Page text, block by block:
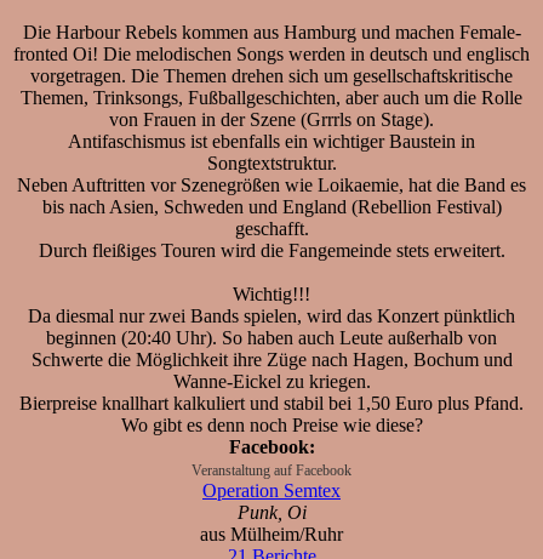
Die Harbour Rebels kommen aus Hamburg und machen Female-
fronted Oi! Die melodischen Songs werden in deutsch und englisch
vorgetragen. Die Themen drehen sich um gesellschaftskritische
Themen, Trinksongs, Fußballgeschichten, aber auch um die Rolle
von Frauen in der Szene (Grrrls on Stage).
Antifaschismus ist ebenfalls ein wichtiger Baustein in
Songtextstruktur.
Neben Auftritten vor Szenegrößen wie Loikaemie, hat die Band es
bis nach Asien, Schweden und England (Rebellion Festival)
geschafft.
Durch fleißiges Touren wird die Fangemeinde stets erweitert.
Wichtig!!!
Da diesmal nur zwei Bands spielen, wird das Konzert pünktlich
beginnen (20:40 Uhr). So haben auch Leute außerhalb von
Schwerte die Möglichkeit ihre Züge nach Hagen, Bochum und
Wanne-Eickel zu kriegen.
Bierpreise knallhart kalkuliert und stabil bei 1,50 Euro plus Pfand.
Wo gibt es denn noch Preise wie diese?
Facebook:
Veranstaltung auf Facebook
Operation Semtex
Punk, Oi
aus Mülheim/Ruhr